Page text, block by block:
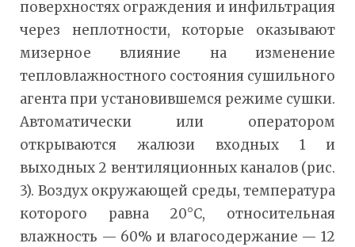
поверхностях ограждения и инфильтрация
через неплотности, которые оказывают
мизерное влияние на изменение
тепловлажностного состояния сушильного
агента при установившемся режиме сушки.
Автоматически или оператором
открываются жалюзи входных 1 и
выходных 2 вентиляционных каналов (рис.
3). Воздух окружающей среды, температура
которого равна 20°С, относительная
влажность — 60% и влагосодержание — 12